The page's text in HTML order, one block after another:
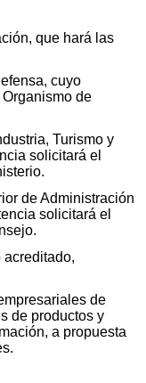
que hará las
cuyo
de
Turismo y
solicitará el
de Administración
solicitará el
acreditado,
de
de productos y
a propuesta